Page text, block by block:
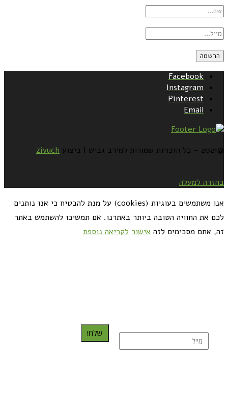
Facebook
Instagram
Pinterest
Email
@2021 - כל הזכויות שמורות למירב גביש | ביצוע zivuch
בחזרה למעלה
אנו משתמשים בעוגיות (cookies) על מנת להבטיח כי אנו נותנים
לכם את החוויה הטובה ביותר באתרנו. אם תמשיכו להשתמש באתר
זה, אתם מסכימים לזה אישור לקריאה נוספת
שלח!